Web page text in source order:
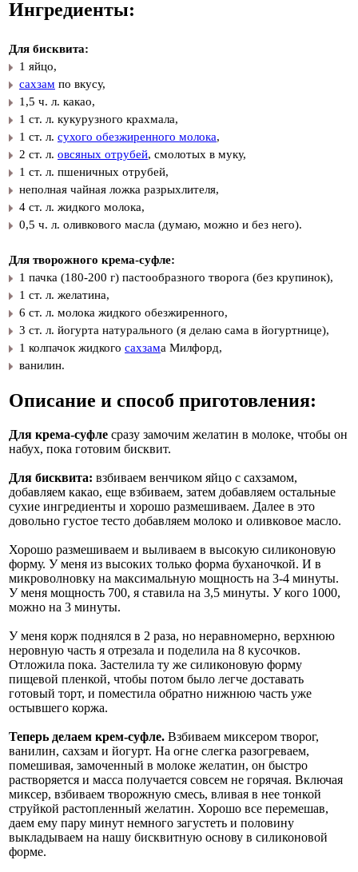
Ингредиенты:
Для бисквита:
1 яйцо,
сахзам по вкусу,
1,5 ч. л. какао,
1 ст. л. кукурузного крахмала,
1 ст. л. сухого обезжиренного молока,
2 ст. л. овсяных отрубей, смолотых в муку,
1 ст. л. пшеничных отрубей,
неполная чайная ложка разрыхлителя,
4 ст. л. жидкого молока,
0,5 ч. л. оливкового масла (думаю, можно и без него).
Для творожного крема-суфле:
1 пачка (180-200 г) пастообразного творога (без крупинок),
1 ст. л. желатина,
6 ст. л. молока жидкого обезжиренного,
3 ст. л. йогурта натурального (я делаю сама в йогуртнице),
1 колпачок жидкого сахзама Милфорд,
ванилин.
Описание и способ приготовления:
Для крема-суфле сразу замочим желатин в молоке, чтобы он
набух, пока готовим бисквит.
Для бисквита: взбиваем венчиком яйцо с сахзамом,
добавляем какао, еще взбиваем, затем добавляем остальные
сухие ингредиенты и хорошо размешиваем. Далее в это
довольно густое тесто добавляем молоко и оливковое масло.
Хорошо размешиваем и выливаем в высокую силиконовую
форму. У меня из высоких только форма буханочкой. И в
микроволновку на максимальную мощность на 3-4 минуты.
У меня мощность 700, я ставила на 3,5 минуты. У кого 1000,
можно на 3 минуты.
У меня корж поднялся в 2 раза, но неравномерно, верхнюю
неровную часть я отрезала и поделила на 8 кусочков.
Отложила пока. Застелила ту же силиконовую форму
пищевой пленкой, чтобы потом было легче доставать
готовый торт, и поместила обратно нижнюю часть уже
остывшего коржа.
Теперь делаем крем-суфле. Взбиваем миксером творог,
ванилин, сахзам и йогурт. На огне слегка разогреваем,
помешивая, замоченный в молоке желатин, он быстро
растворяется и масса получается совсем не горячая. Включая
миксер, взбиваем творожную смесь, вливая в нее тонкой
струйкой растопленный желатин. Хорошо все перемешав,
даем ему пару минут немного загустеть и половину
выкладываем на нашу бисквитную основу в силиконовой
форме.